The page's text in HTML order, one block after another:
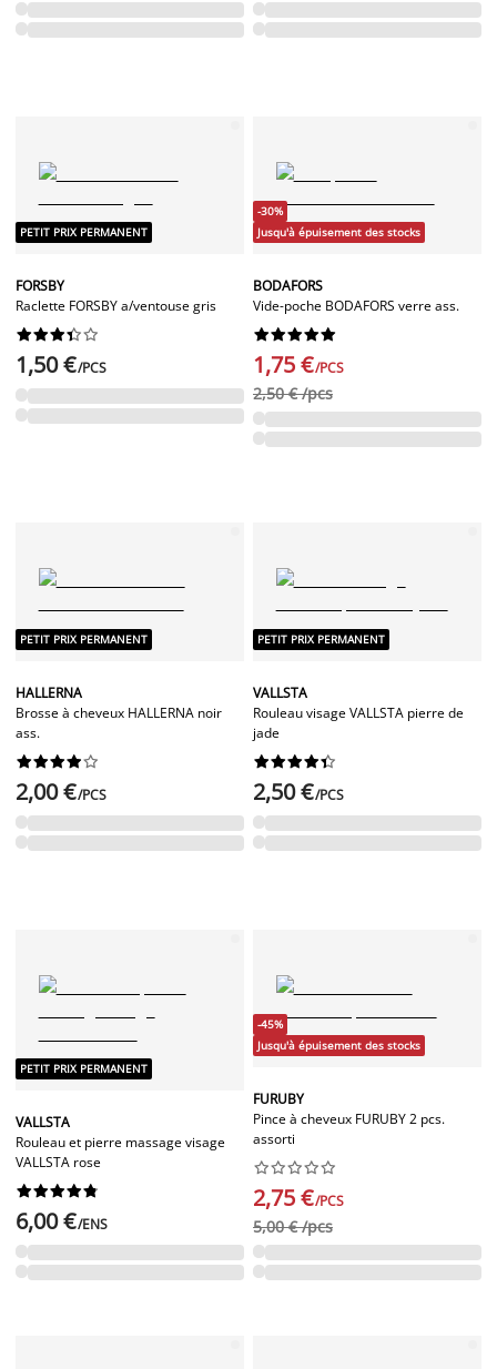
PETIT PRIX PERMANENT
FORSBY
Raclette FORSBY a/ventouse gris






1,50 €/PCS
-30%
Jusqu'à épuisement des stocks
BODAFORS
Vide-poche BODAFORS verre ass.






1,75 €/PCS
2,50 € /pcs
PETIT PRIX PERMANENT
HALLERNA
Brosse à cheveux HALLERNA noir
ass.






2,00 €/PCS
PETIT PRIX PERMANENT
VALLSTA
Rouleau visage VALLSTA pierre de
jade






2,50 €/PCS
PETIT PRIX PERMANENT
VALLSTA
Rouleau et pierre massage visage
VALLSTA rose






6,00 €/ENS
-45%
Jusqu'à épuisement des stocks
FURUBY
Pince à cheveux FURUBY 2 pcs.
assorti






2,75 €/PCS
5,00 € /pcs